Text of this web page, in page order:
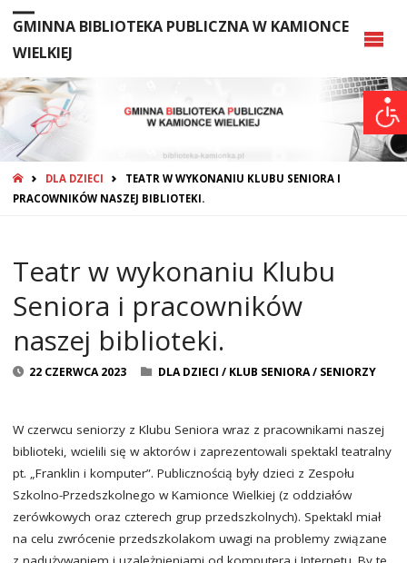
GMINNA BIBLIOTEKA PUBLICZNA W KAMIONCE
WIELKIEJ
STRONA
GŁÓWNA
DLA DZIECI
TEATR W WYKONANIU KLUBU SENIORA I
PRACOWNIKÓW NASZEJ BIBLIOTEKI.
Teatr w wykonaniu Klubu
Seniora i pracowników
naszej biblioteki.
22 CZERWCA 2023 DLA DZIECI / KLUB SENIORA/ SENIORZY
W czerwcu seniorzy z Klubu Seniora wraz z pracownikami naszej
biblioteki, wcielili się w aktorów i zaprezentowali spektakl teatralny
pt. „Franklin i komputer”. Publicznością były dzieci z Zespołu
Szkolno-Przedszkolnego w Kamionce Wielkiej (z oddziałów
zerówkowych oraz czterech grup przedszkolnych). Spektakl miał
na celu zwrócenie przedszkolakom uwagi na problemy związane